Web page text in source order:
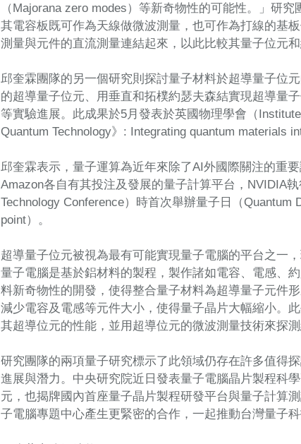
（Majorana zero modes）等新奇物性的可能性。」研
其電容板既可作為天線做微波測量，也可作為打線的基
測量與元件的直流測量連結起來，以此比較其量子位元
邱奎霖團隊的另一個研究則探討量子材料於超導量子位
的超導量子位元、用垂直和拓樸約瑟夫森結實現超導量
等實驗進展。此成果於5月發表於英國物理學會（
Quantum Technology》: Integrating quantum materials
邱奎霖表示，量子運算為近年來除了AI外國際關注的重
Amazon各自有其投注及發展的量子計算平台，NVIDIA
Technology Conference）時首次舉辦量子日（
point）。
超導量子位元被視為最有可能實現量子電腦的平台之一
量子電腦是基於鋁材料的製程，製作諸如電容、電感、
料新奇物性的開發，使得整合量子材料為超導量子元件
減少電容及電感等元件大小，使得量子晶片大幅縮小。
其超導位元的性能，並用超導位元的微波測量技術來探測
研究團隊的兩項量子研究標示了此領域仍存在許多值得
進展與潛力。中央研究院近日發表量子電腦晶片製程科
元，也揭牌國內首座量子晶片製程研發平台與量子計算
子電腦專題中心產生更緊密的合作，一起推動台灣量子科